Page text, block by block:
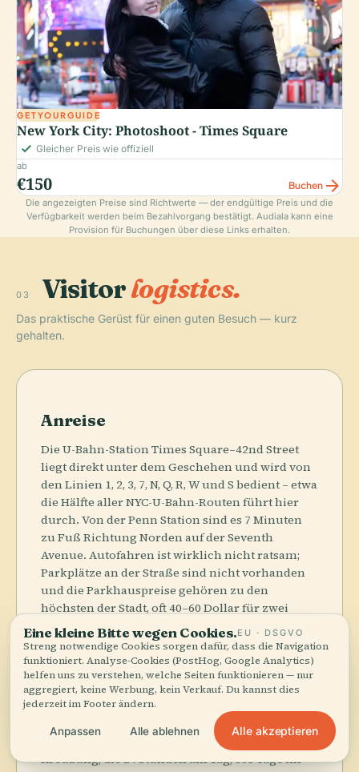
GETYOURGUIDE
New York City: Photoshoot - Times Square
check_small Gleicher Preis wie offiziell
ab
€150 Buchen arrow_forward
Die angezeigten Preise sind Richtwerte — der endgültige Preis und die
Verfügbarkeit werden beim Bezahlvorgang bestätigt. Audiala kann eine
Provision für Buchungen über diese Links erhalten.
03 Visitorlogistics.
Das praktische Gerüst für einen guten Besuch — kurz
gehalten.
Anreise
Die U-Bahn-Station Times Square–42nd Street
liegt direkt unter dem Geschehen und wird von
den Linien 1, 2, 3, 7, N, Q, R, W und S bedient – etwa
die Hälfte aller NYC-U-Bahn-Routen führt hier
durch. Von der Penn Station sind es 7 Minuten
zu Fuß Richtung Norden auf der Seventh
Avenue. Autofahren ist wirklich nicht ratsam;
Parkplätze an der Straße sind nicht vorhanden
und die Parkhauspreise gehören zu den
höchsten der Stadt, oft 40–60 Dollar für zwei
Stunden.
Öffnungszeiten
Stand 2026 ist der Times Square eine öffentliche
Kreuzung, die 24 Stunden am Tag, 365 Tage im
Eine kleine Bitte wegen Cookies.EU · DSGVO
Streng notwendige Cookies sorgen dafür, dass die Navigation
funktioniert. Analyse-Cookies (PostHog, Google Analytics)
helfen uns zu verstehen, welche Seiten funktionieren — nur
aggregiert, keine Werbung, kein Verkauf. Du kannst dies
jederzeit im Footer ändern.
Anpassen Alle ablehnen Alle akzeptieren